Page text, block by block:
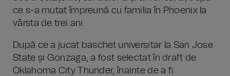
ce s-a mutat împreună cu familia în Phoenix la
vârsta de trei ani.
După ce a jucat baschet universitar la San Jose
State și Gonzaga, a fost selectat în draft de
Oklahoma City Thunder, înainte de a fi